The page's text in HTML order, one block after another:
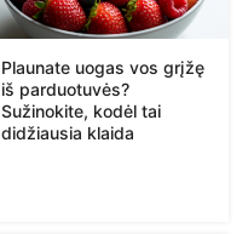
Plaunate uogas vos grįžę
iš parduotuvės?
Sužinokite, kodėl tai
didžiausia klaida